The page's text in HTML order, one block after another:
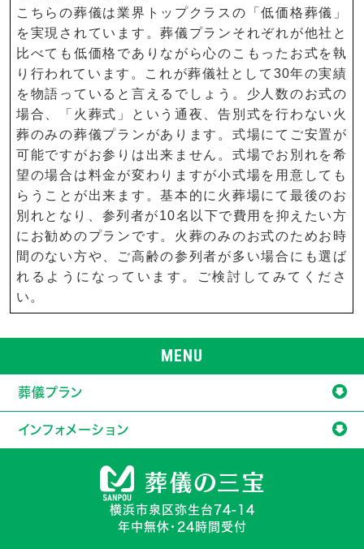
こちらの葬儀は業界トップクラスの「低価格葬儀」
を実現されています。葬儀プランそれぞれが他社と
比べても低価格でありながら心のこもったお式を執
り行われています。これが葬儀社として30年の実績
を物語っていると言えるでしょう。少人数のお式の
場合、「火葬式」という通夜、告別式を行わない火
葬のみの葬儀プランがあります。式場にてご安置が
可能ですがお参りは出来ません。式場でお別れを希
望の場合は料金が変わりますが小式場を用意しても
らうことが出来ます。基本的に火葬場にて最後のお
別れとなり、参列者が10名以下で費用を抑えたい方
にお勧めのプランです。火葬のみのお式のためお時
間のない方や、ご高齢の参列者が多い場合にも選ば
れるようになっています。ご検討してみてくださ
い。
MENU
葬儀プラン
インフォメーション
横浜市泉区弥生台74-14
年中無休・24時間受付